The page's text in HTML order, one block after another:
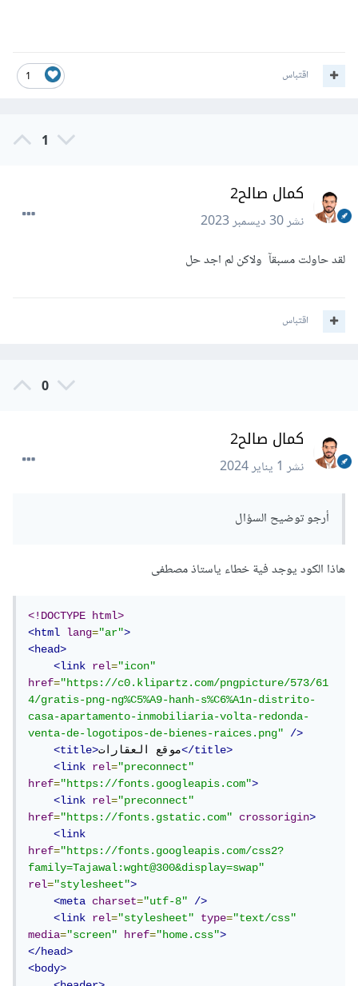
1 اقتباس
1
كمال صالح2
نشر30 ديسمبر 2023
لقد حاولت مسبقآ ولاكن لم اجد حل
اقتباس
0
كمال صالح2
نشر1 يناير 2024
أرجو توضيح السؤال
هاذا الكود يوجد فية خطاء ياستاذ مصطفى
<!DOCTYPE html>
<html
lang="ar">
<head>
<link
rel="icon"
href="https://c0.klipartz.com/pngpicture/573/61
4/gratis-png-ng%C5%A9-hanh-s%C6%A1n-distrito-
casa-apartamento-inmobiliaria-volta-redonda-
venta-de-logotipos-de-bienes-raices.png"
/>
<title>موقع العقارات</title>
<link
rel="preconnect"
href="https://fonts.googleapis.com">
<link
rel="preconnect"
href="https://fonts.gstatic.com" crossorigin>
<link
href="https://fonts.googleapis.com/css2?
family=Tajawal:wght@300&display=swap"
rel="stylesheet">
<meta
charset="utf-8"
/>
<link
rel="stylesheet" type="text/css"
media="screen" href="home.css">
</head>
<body>